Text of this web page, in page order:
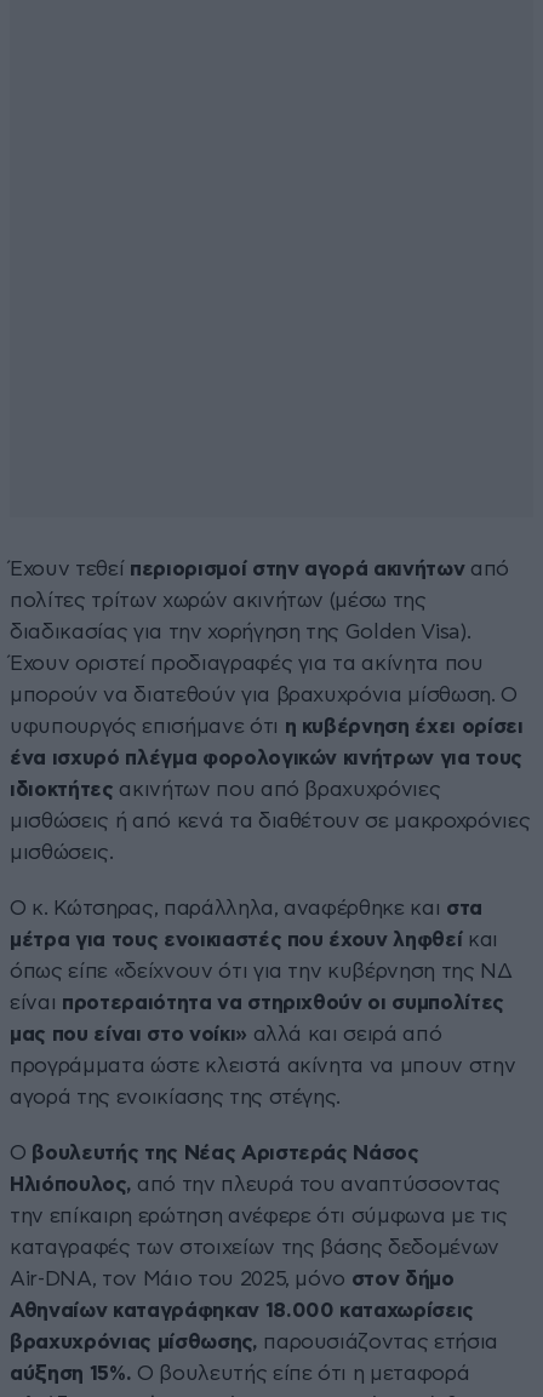
Έχουν τεθεί περιορισμοί στην αγορά ακινήτων από
πολίτες τρίτων χωρών ακινήτων (μέσω της
διαδικασίας για την χορήγηση της Golden Visa).
Έχουν οριστεί προδιαγραφές για τα ακίνητα που
μπορούν να διατεθούν για βραχυχρόνια μίσθωση. Ο
υφυπουργός επισήμανε ότι η κυβέρνηση έχει ορίσει
ένα ισχυρό πλέγμα φορολογικών κινήτρων για τους
ιδιοκτήτες ακινήτων που από βραχυχρόνιες
μισθώσεις ή από κενά τα διαθέτουν σε μακροχρόνιες
μισθώσεις.
Ο κ. Κώτσηρας, παράλληλα, αναφέρθηκε και στα
μέτρα για τους ενοικιαστές που έχουν ληφθεί και
όπως είπε «δείχνουν ότι για την κυβέρνηση της ΝΔ
είναι προτεραιότητα να στηριχθούν οι συμπολίτες
μας που είναι στο νοίκι» αλλά και σειρά από
προγράμματα ώστε κλειστά ακίνητα να μπουν στην
αγορά της ενοικίασης της στέγης.
Ο βουλευτής της Νέας Αριστεράς Νάσος
Ηλιόπουλος, από την πλευρά του αναπτύσσοντας
την επίκαιρη ερώτηση ανέφερε ότι σύμφωνα με τις
καταγραφές των στοιχείων της βάσης δεδομένων
Αir-DNA, τον Μάιο του 2025, μόνο στον δήμο
Αθηναίων καταγράφηκαν 18.000 καταχωρίσεις
βραχυχρόνιας μίσθωσης, παρουσιάζοντας ετήσια
αύξηση 15%. Ο βουλευτής είπε ότι η μεταφορά